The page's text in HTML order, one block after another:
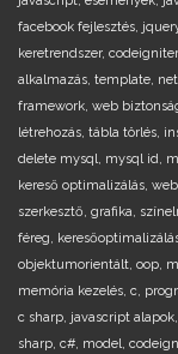
facebook fejlesztés,
keretrendszer,
alkalmazás, template,
framework, web
létrehozás, tábla törlés,
delete mysql, mysql id,
kereső optimalizálás,
szerkesztő, grafika,
féreg,
objektumorientált, oop,
memória kezelés, c,
c sharp, javascript alapok,
sharp, c#, model,